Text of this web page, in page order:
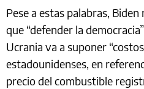
Pese a estas palabras,
que “defender la
Ucrania va a suponer
estadounidenses, en
precio del combustible